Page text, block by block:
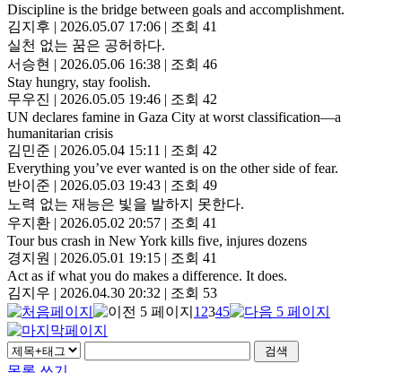
Discipline is the bridge between goals and accomplishment.
김지후 | 2026.05.07 17:06 | 조회 41
실천 없는 꿈은 공허하다.
서승현 | 2026.05.06 16:38 | 조회 46
Stay hungry, stay foolish.
무우진 | 2026.05.05 19:46 | 조회 42
UN declares famine in Gaza City at worst classification—a
humanitarian crisis
김민준 | 2026.05.04 15:11 | 조회 42
Everything you’ve ever wanted is on the other side of fear.
반이준 | 2026.05.03 19:43 | 조회 49
노력 없는 재능은 빛을 발하지 못한다.
우지환 | 2026.05.02 20:57 | 조회 41
Tour bus crash in New York kills five, injures dozens
경지원 | 2026.05.01 19:15 | 조회 41
Act as if what you do makes a difference. It does.
김지우 | 2026.04.30 20:32 | 조회 53
1 2345